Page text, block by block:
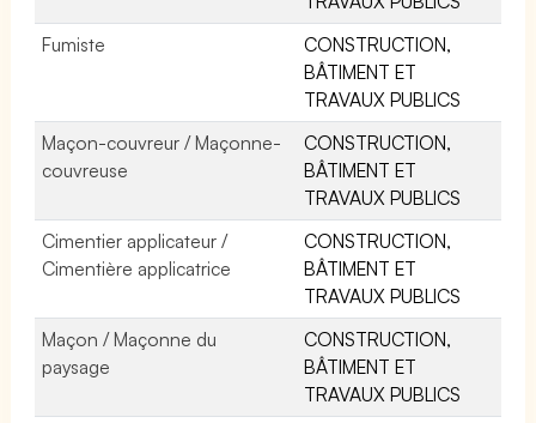
Fumiste
CONSTRUCTION,
BÂTIMENT ET
TRAVAUX PUBLICS
Maçon-couvreur / Maçonne-
couvreuse
CONSTRUCTION,
BÂTIMENT ET
TRAVAUX PUBLICS
Cimentier applicateur /
Cimentière applicatrice
CONSTRUCTION,
BÂTIMENT ET
TRAVAUX PUBLICS
Maçon / Maçonne du
paysage
CONSTRUCTION,
BÂTIMENT ET
TRAVAUX PUBLICS